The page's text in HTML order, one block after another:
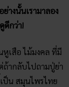
างนั้นเรามาลอง
ดีกว่า!
หูเสือ ไม้มงคล ที่มี
ากลับไปถามปู่ย่า
ป็น สมุนไพรไทย